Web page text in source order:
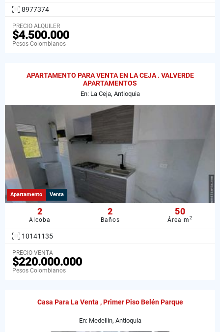
8977374
PRECIO ALQUILER
$4.500.000
Pesos Colombianos
APARTAMENTO PARA VENTA EN LA CEJA . VALVERDE
APARTAMENTOS
En: La Ceja, Antioquia
Apartamento Venta
2
Alcoba
2
Baños
50
Área m2
10141135
PRECIO VENTA
$220.000.000
Pesos Colombianos
Casa Para La Venta , Primer Piso Belén Parque
En: Medellín, Antioquia